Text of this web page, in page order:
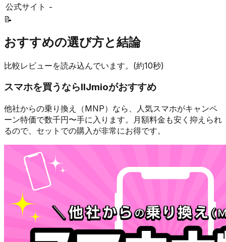
公式サイト -
📝
おすすめの選び方と結論
比較レビューを読み込んでいます。(約10秒)
スマホを買うならIIJmioがおすすめ
他社からの乗り換え（MNP）なら、人気スマホがキャンペ
ーン特価で数千円〜手に入ります。月額料金も安く抑えられ
るので、セットでの購入が非常にお得です。